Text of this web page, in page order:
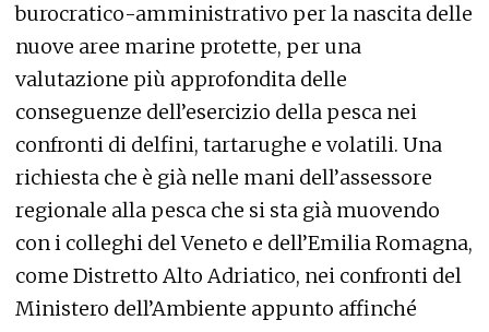
burocratico-amministrativo per la nascita delle
nuove aree marine protette, per una
valutazione più approfondita delle
conseguenze dell’esercizio della pesca nei
confronti di delfini, tartarughe e volatili. Una
richiesta che è già nelle mani dell’assessore
regionale alla pesca che si sta già muovendo
con i colleghi del Veneto e dell’Emilia Romagna,
come Distretto Alto Adriatico, nei confronti del
Ministero dell’Ambiente appunto affinché